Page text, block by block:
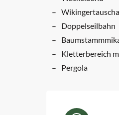
Doppelseilbahn
Kletterbereich
Pergola